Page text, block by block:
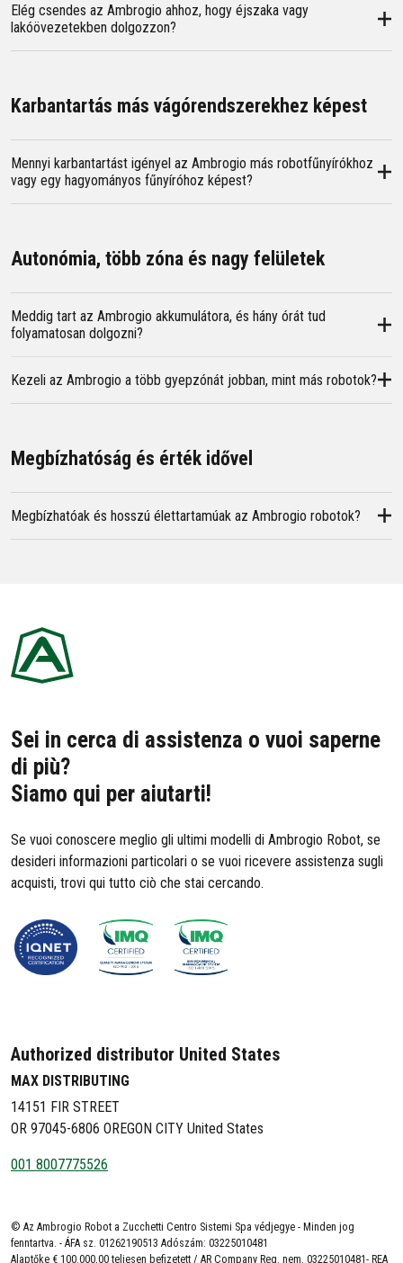
Elég csendes az Ambrogio ahhoz, hogy éjszaka vagy
lakóövezetekben dolgozzon?
Karbantartás más vágórendszerekhez képest
Mennyi karbantartást igényel az Ambrogio más robotfűnyírókhoz
vagy egy hagyományos fűnyíróhoz képest?
Autonómia, több zóna és nagy felületek
Meddig tart az Ambrogio akkumulátora, és hány órát tud
folyamatosan dolgozni?
Kezeli az Ambrogio a több gyepzónát jobban, mint más robotok?
Megbízhatóság és érték idővel
Megbízhatóak és hosszú élettartamúak az Ambrogio robotok?
Sei in cerca di assistenza o vuoi saperne
di più?
Siamo qui per aiutarti!
Se vuoi conoscere meglio gli ultimi modelli di Ambrogio Robot, se
desideri informazioni particolari o se vuoi ricevere assistenza sugli
acquisti, trovi qui tutto ciò che stai cercando.
Authorized distributor United States
MAX DISTRIBUTING
14151 FIR STREET
OR 97045-6806 OREGON CITY United States
001 8007775526
© Az Ambrogio Robot a Zucchetti Centro Sistemi Spa védjegye - Minden jog
fenntartva. - ÁFA sz. 01262190513 Adószám: 03225010481
Alaptőke € 100.000,00 teljesen befizetett / AR Company Reg. nem. 03225010481- REA